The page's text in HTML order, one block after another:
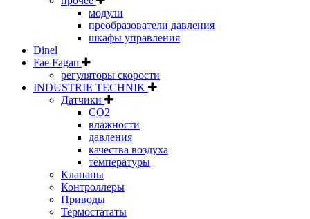
модули
преобразователи давления
шкафы управления
Dinel
Fae Fagan
регуляторы скорости
INDUSTRIE TECHNIK
Датчики
CO2
влажности
давления
качества воздуха
температуры
Клапаны
Контроллеры
Приводы
Термостататы